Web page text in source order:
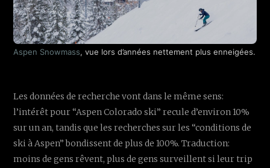
Aspen Snowmass, vue lors d’années nettement plus enneigées.
Les données de recherche vont dans le même sens:
l’intérêt pour “Aspen Colorado ski” recule d’environ 10%
sur un an, tandis que les recherches sur les “conditions de
ski à Aspen” bondissent de plus de 100%. Traduction:
moins de gens rêvent, plus de gens surveillent si leur trip